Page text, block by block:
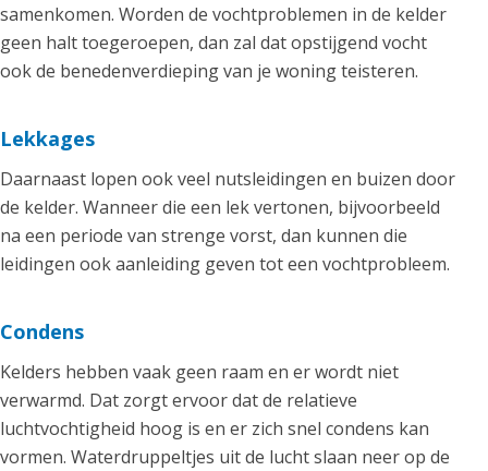
samenkomen. Worden de vochtproblemen in de kelder
geen halt toegeroepen, dan zal dat opstijgend vocht
ook de benedenverdieping van je woning teisteren.
Lekkages
Daarnaast lopen ook veel nutsleidingen en buizen door
de kelder. Wanneer die een lek vertonen, bijvoorbeeld
na een periode van strenge vorst, dan kunnen die
leidingen ook aanleiding geven tot een vochtprobleem.
Condens
Kelders hebben vaak geen raam en er wordt niet
verwarmd. Dat zorgt ervoor dat de relatieve
luchtvochtigheid hoog is en er zich snel condens kan
vormen. Waterdruppeltjes uit de lucht slaan neer op de